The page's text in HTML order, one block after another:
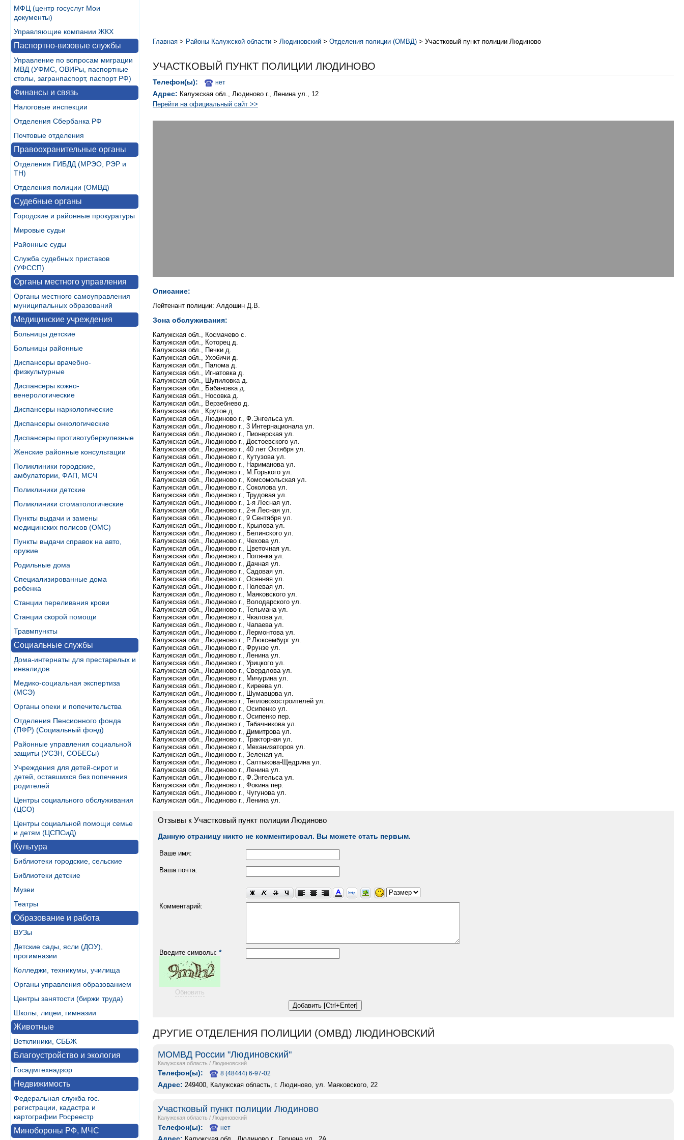
МФЦ (центр госуслуг Мои
документы)
Управляющие компании ЖКХ
Паспортно-визовые службы
Управление по вопросам миграции
МВД (УФМС, ОВИРы, паспортные
столы, загранпаспорт, паспорт РФ)
Финансы и связь
Налоговые инспекции
Отделения Сбербанка РФ
Почтовые отделения
Правоохранительные органы
Отделения ГИБДД (МРЭО, РЭР и
ТН)
Отделения полиции (ОМВД)
Судебные органы
Городские и районные прокуратуры
Мировые судьи
Районные суды
Служба судебных приставов
(УФССП)
Органы местного управления
Органы местного самоуправления
муниципальных образований
Медицинские учреждения
Больницы детские
Больницы районные
Диспансеры врачебно-
физкультурные
Диспансеры кожно-
венерологические
Диспансеры наркологические
Диспансеры онкологические
Диспансеры противотуберкулезные
Женские районные консультации
Поликлиники городские,
амбулатории, ФАП, МСЧ
Поликлиники детские
Поликлиники стоматологические
Пункты выдачи и замены
медицинских полисов (ОМС)
Пункты выдачи справок на авто,
оружие
Родильные дома
Специализированные дома
ребенка
Станции переливания крови
Станции скорой помощи
Травмпункты
Социальные службы
Дома-интернаты для престарелых и
инвалидов
Медико-социальная экспертиза
(МСЭ)
Органы опеки и попечительства
Отделения Пенсионного фонда
(ПФР) (Социальный фонд)
Районные управления социальной
защиты (УСЗН, СОБЕСы)
Учреждения для детей-сирот и
детей, оставшихся без попечения
родителей
Центры социального обслуживания
(ЦСО)
Центры социальной помощи семье
и детям (ЦСПСиД)
Культура
Библиотеки городские, сельские
Библиотеки детские
Музеи
Театры
Образование и работа
ВУЗы
Детские сады, ясли (ДОУ),
прогимназии
Колледжи, техникумы, училища
Органы управления образованием
Центры занятости (биржи труда)
Школы, лицеи, гимназии
Животные
Ветклиники, СББЖ
Благоустройство и экология
Госадмтехнадзор
Недвижимость
Федеральная служба гос.
регистрации, кадастра и
картографии Росреестр
Минобороны РФ, МЧС
Главная > Районы Калужской области > Людиновский > Отделения полиции (ОМВД) > Участковый пункт полиции Людиново
УЧАСТКОВЫЙ ПУНКТ ПОЛИЦИИ ЛЮДИНОВО
Телефон(ы): нет
Адрес: Калужская обл., Людиново г., Ленина ул., 12
Перейти на официальный сайт >>
Описание:
Лейтенант полиции: Алдошин Д.В.
Зона обслуживания:
Калужская обл., Космачево с.
Калужская обл., Которец д.
Калужская обл., Печки д.
Калужская обл., Ухобичи д.
Калужская обл., Палома д.
Калужская обл., Игнатовка д.
Калужская обл., Шупиловка д.
Калужская обл., Бабановка д.
Калужская обл., Носовка д.
Калужская обл., Верзебнево д.
Калужская обл., Крутое д.
Калужская обл., Людиново г., Ф.Энгельса ул.
Калужская обл., Людиново г., 3 Интернационала ул.
Калужская обл., Людиново г., Пионерская ул.
Калужская обл., Людиново г., Достоевского ул.
Калужская обл., Людиново г., 40 лет Октября ул.
Калужская обл., Людиново г., Кутузова ул.
Калужская обл., Людиново г., Нариманова ул.
Калужская обл., Людиново г., М.Горького ул.
Калужская обл., Людиново г., Комсомольская ул.
Калужская обл., Людиново г., Соколова ул.
Калужская обл., Людиново г., Трудовая ул.
Калужская обл., Людиново г., 1-я Лесная ул.
Калужская обл., Людиново г., 2-я Лесная ул.
Калужская обл., Людиново г., 9 Сентября ул.
Калужская обл., Людиново г., Крылова ул.
Калужская обл., Людиново г., Белинского ул.
Калужская обл., Людиново г., Чехова ул.
Калужская обл., Людиново г., Цветочная ул.
Калужская обл., Людиново г., Полянка ул.
Калужская обл., Людиново г., Дачная ул.
Калужская обл., Людиново г., Садовая ул.
Калужская обл., Людиново г., Осенняя ул.
Калужская обл., Людиново г., Полевая ул.
Калужская обл., Людиново г., Маяковского ул.
Калужская обл., Людиново г., Володарского ул.
Калужская обл., Людиново г., Тельмана ул.
Калужская обл., Людиново г., Чкалова ул.
Калужская обл., Людиново г., Чапаева ул.
Калужская обл., Людиново г., Лермонтова ул.
Калужская обл., Людиново г., Р.Люксембург ул.
Калужская обл., Людиново г., Фрунзе ул.
Калужская обл., Людиново г., Ленина ул.
Калужская обл., Людиново г., Урицкого ул.
Калужская обл., Людиново г., Свердлова ул.
Калужская обл., Людиново г., Мичурина ул.
Калужская обл., Людиново г., Киреева ул.
Калужская обл., Людиново г., Шумавцова ул.
Калужская обл., Людиново г., Тепловозостроителей ул.
Калужская обл., Людиново г., Осипенко ул.
Калужская обл., Людиново г., Осипенко пер.
Калужская обл., Людиново г., Табачникова ул.
Калужская обл., Людиново г., Димитрова ул.
Калужская обл., Людиново г., Тракторная ул.
Калужская обл., Людиново г., Механизаторов ул.
Калужская обл., Людиново г., Зеленая ул.
Калужская обл., Людиново г., Салтыкова-Щедрина ул.
Калужская обл., Людиново г., Ленина ул.
Калужская обл., Людиново г., Ф.Энгельса ул.
Калужская обл., Людиново г., Фокина пер.
Калужская обл., Людиново г., Чугунова ул.
Калужская обл., Людиново г., Ленина ул.
Отзывы к Участковый пункт полиции Людиново
Данную страницу никто не комментировал. Вы можете стать первым.
Ваше имя:
Ваша почта:
Комментарий:
Введите символы: *
Обновить
ДРУГИЕ ОТДЕЛЕНИЯ ПОЛИЦИИ (ОМВД) ЛЮДИНОВСКИЙ
МОМВД России "Людиновский"
Калужская область / Людиновский
Телефон(ы): 8 (48444) 6-97-02
Адрес: 249400, Калужская область, г. Людиново, ул. Маяковского, 22
Участковый пункт полиции Людиново
Калужская область / Людиновский
Телефон(ы): нет